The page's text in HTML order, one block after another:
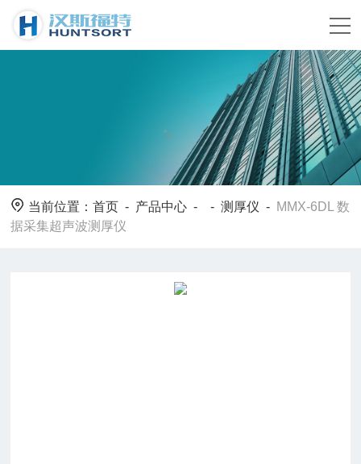
当前位置：首页 - 产品中心 - -测厚仪 - MMX-6DL 数
据采集超声波测厚仪